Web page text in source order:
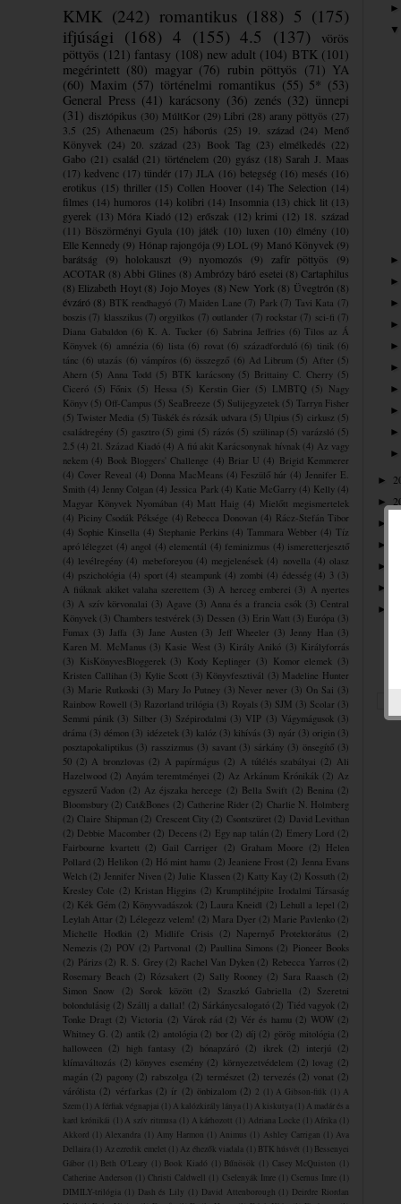
KMK (242) romantikus (188) 5 (175)
ifjúsági (168) 4 (155) 4.5 (137)
vörös
pöttyös (121) fantasy (108) new adult (104) BTK (101)
megérintett (80) magyar (76) rubin pöttyös (71) YA
(60) Maxim (57) történelmi romantikus (55) 5* (53)
General Press (41) karácsony (36) zenés (32) ünnepi
(31) disztópikus (30) MúltKor (29) Libri (28) arany pöttyös (27)
3.5 (25) Athenaeum (25) háborús (25) 19. század (24) Menő
Könyvek (24) 20. század (23) Book Tag (23) elmélkedés (22)
Gabo (21) család (21) történelem (20) gyász (18) Sarah J. Maas
(17) kedvenc (17) tündér (17) JLA (16) betegség (16) mesés (16)
erotikus (15) thriller (15) Collen Hoover (14) The Selection (14)
filmes (14) humoros (14) kolibri (14) Insomnia (13) chick lit (13)
gyerek (13) Móra Kiadó (12) erőszak (12) krimi (12) 18. század
(11) Böszörményi Gyula (10) játék (10) luxen (10) élmény (10)
Elle Kennedy (9) Hónap rajongója (9) LOL (9) Manó Könyvek (9)
barátság
(9) holokauszt (9) nyomozós (9) zafír pöttyös
(9)
ACOTAR (8) Abbi Glines (8) Ambrózy báró esetei (8) Cartaphilus
(8) Elizabeth Hoyt (8) Jojo Moyes (8) New York (8) Üvegtrón (8)
évzáró (8) BTK rendhagyó (7) Maiden Lane (7) Park (7) Tavi Kata (7)
boszis (7) klasszikus (7) orgyilkos (7) outlander (7) rockstar (7) sci-fi (7)
Diana Gabaldon (6) K. A. Tucker (6) Sabrina Jeffries (6) Tilos az Á
Könyvek (6) amnézia (6) lista (6) rovat (6) századforduló (6) tinik (6)
tánc (6) utazás (6) vámpíros (6) összegző (6) Ad Librum (5) After (5)
Ahern (5) Anna Todd (5) BTK karácsony (5) Brittainy C. Cherry (5)
Ciceró (5) Főnix (5) Hessa (5) Kerstin Gier (5) LMBTQ (5) Nagy
Könyv (5) Off-Campus (5) SeaBreeze (5) Sulijegyzetek (5) Tarryn Fisher
(5) Twister Media (5) Tüskék és rózsák udvara (5) Ulpius (5) cirkusz (5)
családregény (5) gasztro (5) gimi (5) rázós (5) szülinap (5) varázsló (5)
2.5 (4) 21. Század Kiadó (4) A fiú akit Karácsonynak hívnak (4) Az vagy
nekem (4) Book Bloggers' Challenge (4) Briar U (4) Brigid Kemmerer
(4) Cover Reveal (4) Donna MacMeans (4) Feszülő húr (4) Jennifer E.
Smith (4) Jenny Colgan (4) Jessica Park (4) Katie McGarry (4) Kelly (4)
Magyar Könyvek Nyomában (4) Matt Haig (4) Mielőtt megismertelek
(4) Piciny Csodák Péksége (4) Rebecca Donovan (4) Rácz-Stefán Tibor
(4) Sophie Kinsella (4) Stephanie Perkins (4) Tammara Webber (4) Tíz
apró lélegzet (4) angol (4) elementál (4) feminizmus (4) ismeretterjesztő
(4) levélregény (4) mebeforeyou (4) megjelenések (4) novella (4) olasz
(4) pszichológia (4) sport (4) steampunk (4) zombi (4) édesség (4) 3 (3)
A fiúknak akiket valaha szerettem (3) A herceg emberei (3) A nyertes
(3) A szív körvonalai (3) Agave (3) Anna és a francia csók (3) Central
Könyvek (3) Chambers testvérek (3) Dessen (3) Erin Watt (3) Európa (3)
Fumax (3) Jaffa (3) Jane Austen (3) Jeff Wheeler (3) Jenny Han (3)
Karen M. McManus (3) Kasie West (3) Király Anikó (3) Királyforrás
(3) KisKönyvesBloggerek (3) Kody Keplinger (3) Komor elemek (3)
Kristen Callihan (3) Kylie Scott (3) Könyvfesztivál (3) Madeline Hunter
(3) Marie Rutkoski (3) Mary Jo Putney (3) Never never (3) On Sai (3)
Rainbow Rowell (3) Razorland trilógia (3) Royals (3) SJM (3) Scolar (3)
Semmi pánik (3) Silber (3) Szépirodalmi (3) VIP (3) Vágymágusok (3)
dráma (3) démon (3) idézetek (3) kalóz (3) kihívás (3) nyár (3) origin (3)
posztapokaliptikus (3) rasszizmus (3) savant (3) sárkány (3) önsegítő (3)
50 (2) A bronzlovas (2) A papírmágus (2) A túlélés szabályai (2) Ali
Hazelwood (2) Anyám teremtményei (2) Az Arkánum Krónikák (2) Az
egyszerű Vadon (2) Az éjszaka hercege (2) Bella Swift (2) Benina (2)
Bloomsbury (2) Cat&Bones (2) Catherine Rider (2) Charlie N. Holmberg
(2) Claire Shipman (2) Crescent City (2) Csontszüret (2) David Levithan
(2) Debbie Macomber (2) Decens (2) Egy nap talán (2) Emery Lord (2)
Fairbourne kvartett (2) Gail Carriger (2) Graham Moore (2) Helen
Pollard (2) Helikon (2) Hó mint hamu (2) Jeaniene Frost (2) Jenna Evans
Welch (2) Jennifer Niven (2) Julie Klassen (2) Katty Kay (2) Kossuth (2)
Kresley Cole (2) Kristan Higgins (2) Krumplihéjpite ​Irodalmi Társaság
(2) Kék Gém (2) Könyvvadászok (2) Laura Kneidl (2) Lehull a lepel (2)
Leylah Attar (2) Lélegezz velem! (2) Mara Dyer (2) Marie Pavlenko (2)
Michelle Hodkin (2) Midlife Crisis (2) Napernyő Protektorátus (2)
Nemezis (2) POV (2) Partvonal (2) Paullina Simons (2) Pioneer Books
(2) Párizs (2) R. S. Grey (2) Rachel Van Dyken (2) Rebecca Yarros (2)
Rosemary Beach (2) Rózsakert (2) Sally Rooney (2) Sara Raasch (2)
Simon Snow
(2) Sorok között (2) Szaszkó Gabriella (2)
Szeretni
bolondulásig (2) Szállj a dallal! (2) Sárkánycsalogató (2) Tiéd vagyok (2)
Tonke Dragt (2) Victoria (2) Várok rád (2) Vér és hamu (2) WOW (2)
Whitney G. (2) antik (2) antológia (2) bor (2) díj (2) görög mitológia (2)
halloween (2) high fantasy (2) hónapzáró (2) ikrek (2) interjú (2)
klímaváltozás (2) könyves esemény (2) környezetvédelem (2) lovag (2)
magán (2) pagony (2) rabszolga (2) természet (2) tervezés (2) vonat (2)
várólista (2) vérfarkas (2) ír (2) önbizalom (2) 2 (1) A Gibson-fiúk (1) A
Szem (1) A férfiak végnapjai (1) A kalózkirály lánya (1) A kiskutya (1) A madár és a
kard krónikái
(1) A szív ritmusa (1) A ​kárhozott (1) Adriana Locke (1) Afrika
(1)
Akkord
(1) Alexandra (1) Amy Harmon (1) Animus (1) Ashley Carrigan (1) Ava
Dellaira (1) Az ezredik emelet (1) Az éhezők viadala (1) BTK húsvét (1) Bessenyei
Gábor
(1) Beth O'Leary (1) Book Kiadó (1) Bűnösök (1) Casey McQuiston
(1)
Catherine Anderson
(1) Christi Caldwell (1) Cselenyák Imre (1) Csernus Imre
(1)
DIMILY-trilógia
(1) Dash és Lily (1) David Attenborough (1) Deirdre Riordan
►
►
►
►
►
►
►